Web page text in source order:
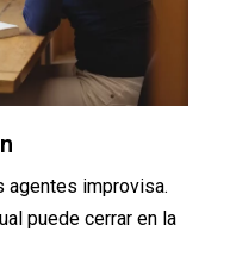
agentes improvisa.
puede cerrar en la